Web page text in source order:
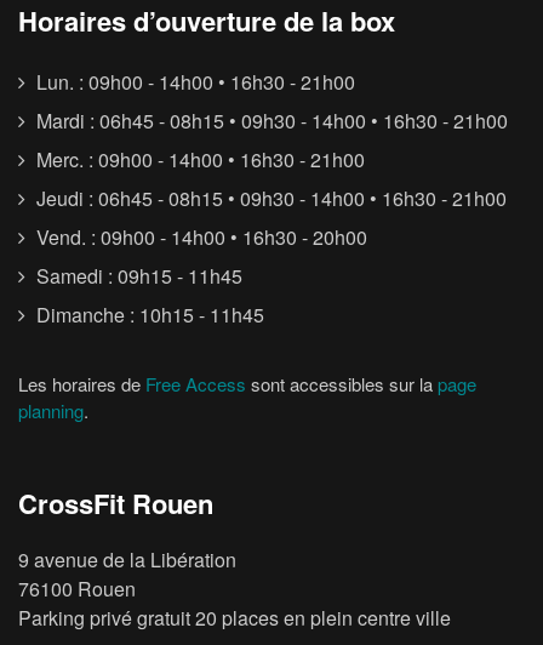
Horaires d’ouverture de la box
Lun. : 09h00 - 14h00 • 16h30 - 21h00
Mardi : 06h45 - 08h15 • 09h30 - 14h00 • 16h30 - 21h00
Merc. : 09h00 - 14h00 • 16h30 - 21h00
Jeudi : 06h45 - 08h15 • 09h30 - 14h00 • 16h30 - 21h00
Vend. : 09h00 - 14h00 • 16h30 - 20h00
Samedi : 09h15 - 11h45
Dimanche : 10h15 - 11h45
Les horaires de Free Access sont accessibles sur la page
planning.
CrossFit Rouen
9 avenue de la Libération
76100 Rouen
Parking privé gratuit 20 places en plein centre ville